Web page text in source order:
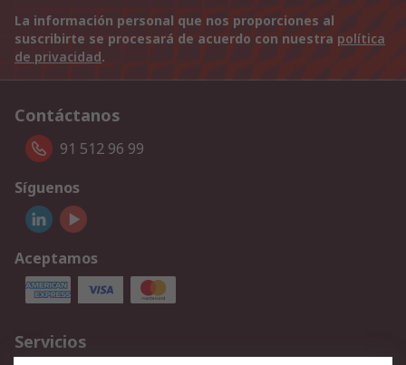
La información personal que nos proporciones al
suscribirte se procesará de acuerdo con nuestra política
de privacidad.
Contáctanos
91 512 96 99
Síguenos
Aceptamos
Servicios